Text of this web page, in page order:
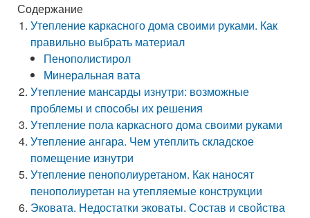
Содержание
Утепление каркасного дома своими руками. Как
правильно выбрать материал
Пенополистирол
Минеральная вата
Утепление мансарды изнутри: возможные
проблемы и способы их решения
Утепление пола каркасного дома своими руками
Утепление ангара. Чем утеплить складское
помещение изнутри
Утепление пенополиуретаном. Как наносят
пенополиуретан на утепляемые конструкции
Эковата. Недостатки эковаты. Состав и свойства